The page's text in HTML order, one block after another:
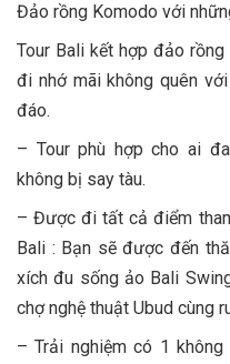
Đảo rồng Komodo với
Tour Bali kết hợp đảo
đi nhớ mãi không quên
đáo.
– Tour phù hợp cho ai
không bị say tàu.
– Được đi tất cả điểm
Bali : Bạn sẽ được đến
xích đu sống ảo Bali
chợ nghệ thuật Ubud cùng
– Trải nghiệm có 1